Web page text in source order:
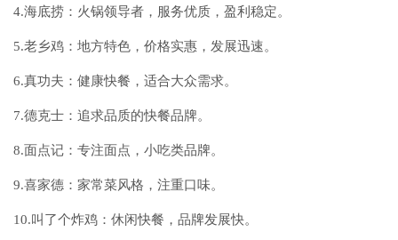
4.海底捞：火锅领导者，服务优质，盈利稳定。
5.老乡鸡：地方特色，价格实惠，发展迅速。
6.真功夫：健康快餐，适合大众需求。
7.德克士：追求品质的快餐品牌。
8.面点记：专注面点，小吃类品牌。
9.喜家德：家常菜风格，注重口味。
10.叫了个炸鸡：休闲快餐，品牌发展快。